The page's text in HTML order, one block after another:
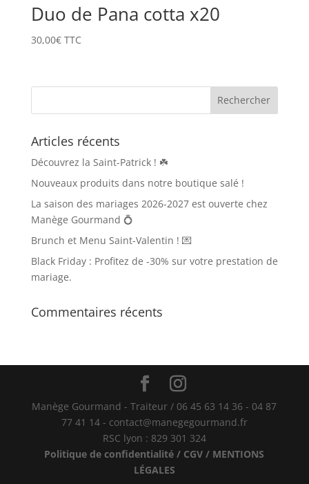
Duo de Pana cotta x20
30,00€ TTC
Articles récents
Découvrez la Saint-Patrick ! ☘️
Nouveaux produits dans notre boutique salé !
La saison des mariages 2026-2027 est ouverte chez
Manège Gourmand 💍
Brunch et Menu Saint-Valentin ! 💌
Black Friday : Profitez de -30% sur votre prestation de
mariage.
Commentaires récents
Manège Gourmand - Traiteur / 06 45 63 14 36 - 04 87
77 41 14 - contact@manegegourmand.fr
RSC lyon : 829 301 324
Politique de confidentialité / CGV / MENTIONS
LÉGALES